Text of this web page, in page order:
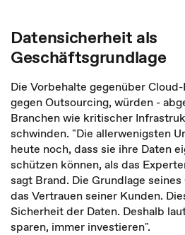
Datensicherheit als
Geschäftsgrundlage
Die Vorbehalte gegenüber
gegen Outsourcing, würden -
Branchen wie kritischer
schwinden. "Die allerwenigsten
heute noch, dass sie ihre Daten
schützen können, als das
sagt Brand. Die Grundlage
das Vertrauen seiner Kunden.
Sicherheit der Daten. Deshalb
sparen, immer investieren".